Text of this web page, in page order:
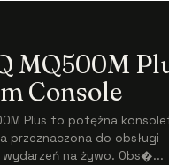
MQ500M
Console
Plus to potężna
przeznaczona do obsługi
wydarzeń na żywo. Obs�...